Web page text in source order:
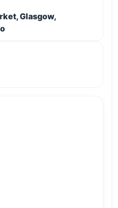
Glasgow,